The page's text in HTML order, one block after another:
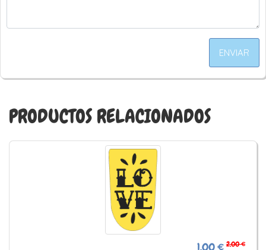
ENVIAR
PRODUCTOS RELACIONADOS
1,00 € 2,00 €